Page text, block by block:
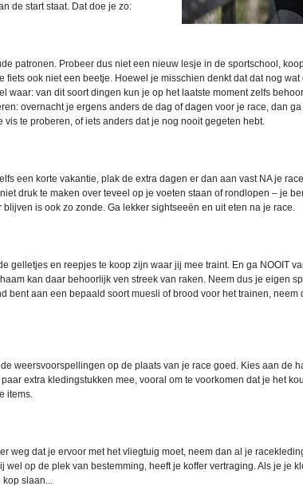
de start staat. Dat doe je zo:
patronen. Probeer dus niet een nieuw lesje in de sportschool,
fiets ook niet een beetje. Hoewel je misschien denkt dat dat nog wat
waar: van dit soort dingen kun je op het laatste moment zelfs
overnacht je ergens anders de dag of dagen voor je race, dan
te proberen, of iets anders dat je nog nooit gegeten hebt.
een korte vakantie, plak de extra dagen er dan aan vast NA je
druk te maken over teveel op je voeten staan of rondlopen – je
is ook zo zonde. Ga lekker sightseeën en uit eten na je race.
gelletjes en reepjes te koop zijn waar jij mee traint. En ga NOOIT
kan daar behoorlijk ven streek van raken. Neem dus je eigen
bent aan een bepaald soort muesli of brood voor het trainen, neem
weersvoorspellingen op de plaats van je race goed. Kies aan de
extra kledingstukken mee, vooral om te voorkomen dat je het
items.
weg dat je ervoor met het vliegtuig moet, neem dan al je
wel op de plek van bestemming, heeft je koffer vertraging. Als je je
slaan...